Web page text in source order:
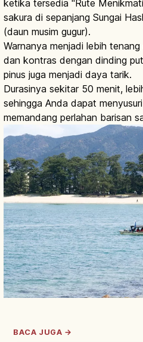
ketika tersedia "Rute
sakura di sepanjang Sungai
(daun musim gugur).
Warnanya menjadi lebih
dan kontras dengan dinding
pinus juga menjadi daya tarik.
Durasinya sekitar 50 menit,
sehingga Anda dapat
memandang perlahan barisan
BACA JUGA →